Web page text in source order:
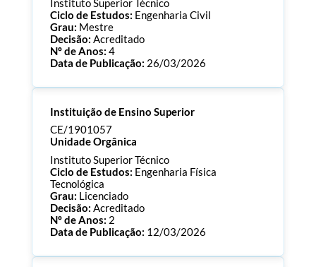
Instituto Superior Técnico
Ciclo de Estudos: Engenharia Civil
Grau: Mestre
Decisão: Acreditado
Nº de Anos: 4
Data de Publicação: 26/03/2026
Processo:
CE/1901065
ECTS:120.0
Consultar Documentos
Instituição de Ensino Superior
CE/1901057
Unidade Orgânica
Instituto Superior Técnico
Ciclo de Estudos: Engenharia Física
Tecnológica
Grau: Licenciado
Decisão: Acreditado
Nº de Anos: 2
Data de Publicação: 12/03/2026